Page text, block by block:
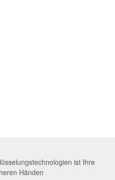
ist Ihre
Händen